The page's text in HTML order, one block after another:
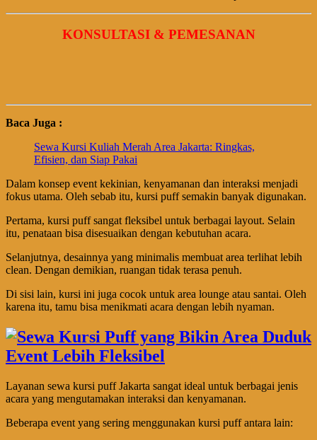
KONSULTASI & PEMESANAN
Baca Juga :
Sewa Kursi Kuliah Merah Area Jakarta: Ringkas,
Efisien, dan Siap Pakai
Dalam konsep event kekinian, kenyamanan dan interaksi menjadi
fokus utama. Oleh sebab itu, kursi puff semakin banyak digunakan.
Pertama, kursi puff sangat fleksibel untuk berbagai layout. Selain
itu, penataan bisa disesuaikan dengan kebutuhan acara.
Selanjutnya, desainnya yang minimalis membuat area terlihat lebih
clean. Dengan demikian, ruangan tidak terasa penuh.
Di sisi lain, kursi ini juga cocok untuk area lounge atau santai. Oleh
karena itu, tamu bisa menikmati acara dengan lebih nyaman.
Layanan sewa kursi puff Jakarta sangat ideal untuk berbagai jenis
acara yang mengutamakan interaksi dan kenyamanan.
Beberapa event yang sering menggunakan kursi puff antara lain: